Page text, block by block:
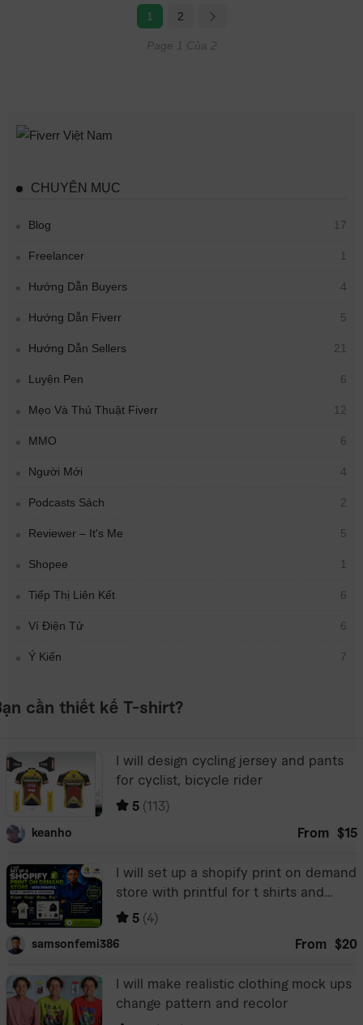
1 2
Page 1 Của 2
CHUYÊN MỤC
Blog 17
Freelancer 1
Hướng Dẫn Buyers 4
Hướng Dẫn Fiverr 5
Hướng Dẫn Sellers 21
Luyện Pen 6
Mẹo Và Thủ Thuật Fiverr 12
MMO 6
Người Mới 4
Podcasts Sách 2
Reviewer – It's Me 5
Shopee 1
Tiếp Thị Liên Kết 6
Ví Điện Tử 6
Ý Kiến 7